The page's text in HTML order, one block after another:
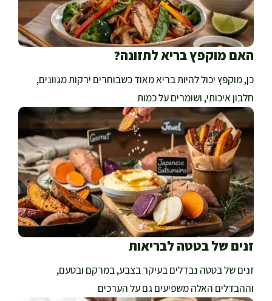
האם מוקפץ בריא לתזונה?
כן, מוקפץ יכול להיות בריא מאוד כשבוחרים ירקות מגוונים,
חלבון איכותי, ושומרים על כמות
זנים של בטטה לבריאות
זנים של בטטה נבדלים בעיקר בצבע, במרקם ובטעם,
וההבדלים האלה משפיעים גם על הערכים